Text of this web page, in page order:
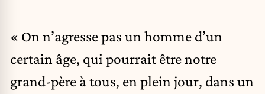
« On n’agresse pas un homme d’un
certain âge, qui pourrait être notre
grand-père à tous, en plein jour, dans un